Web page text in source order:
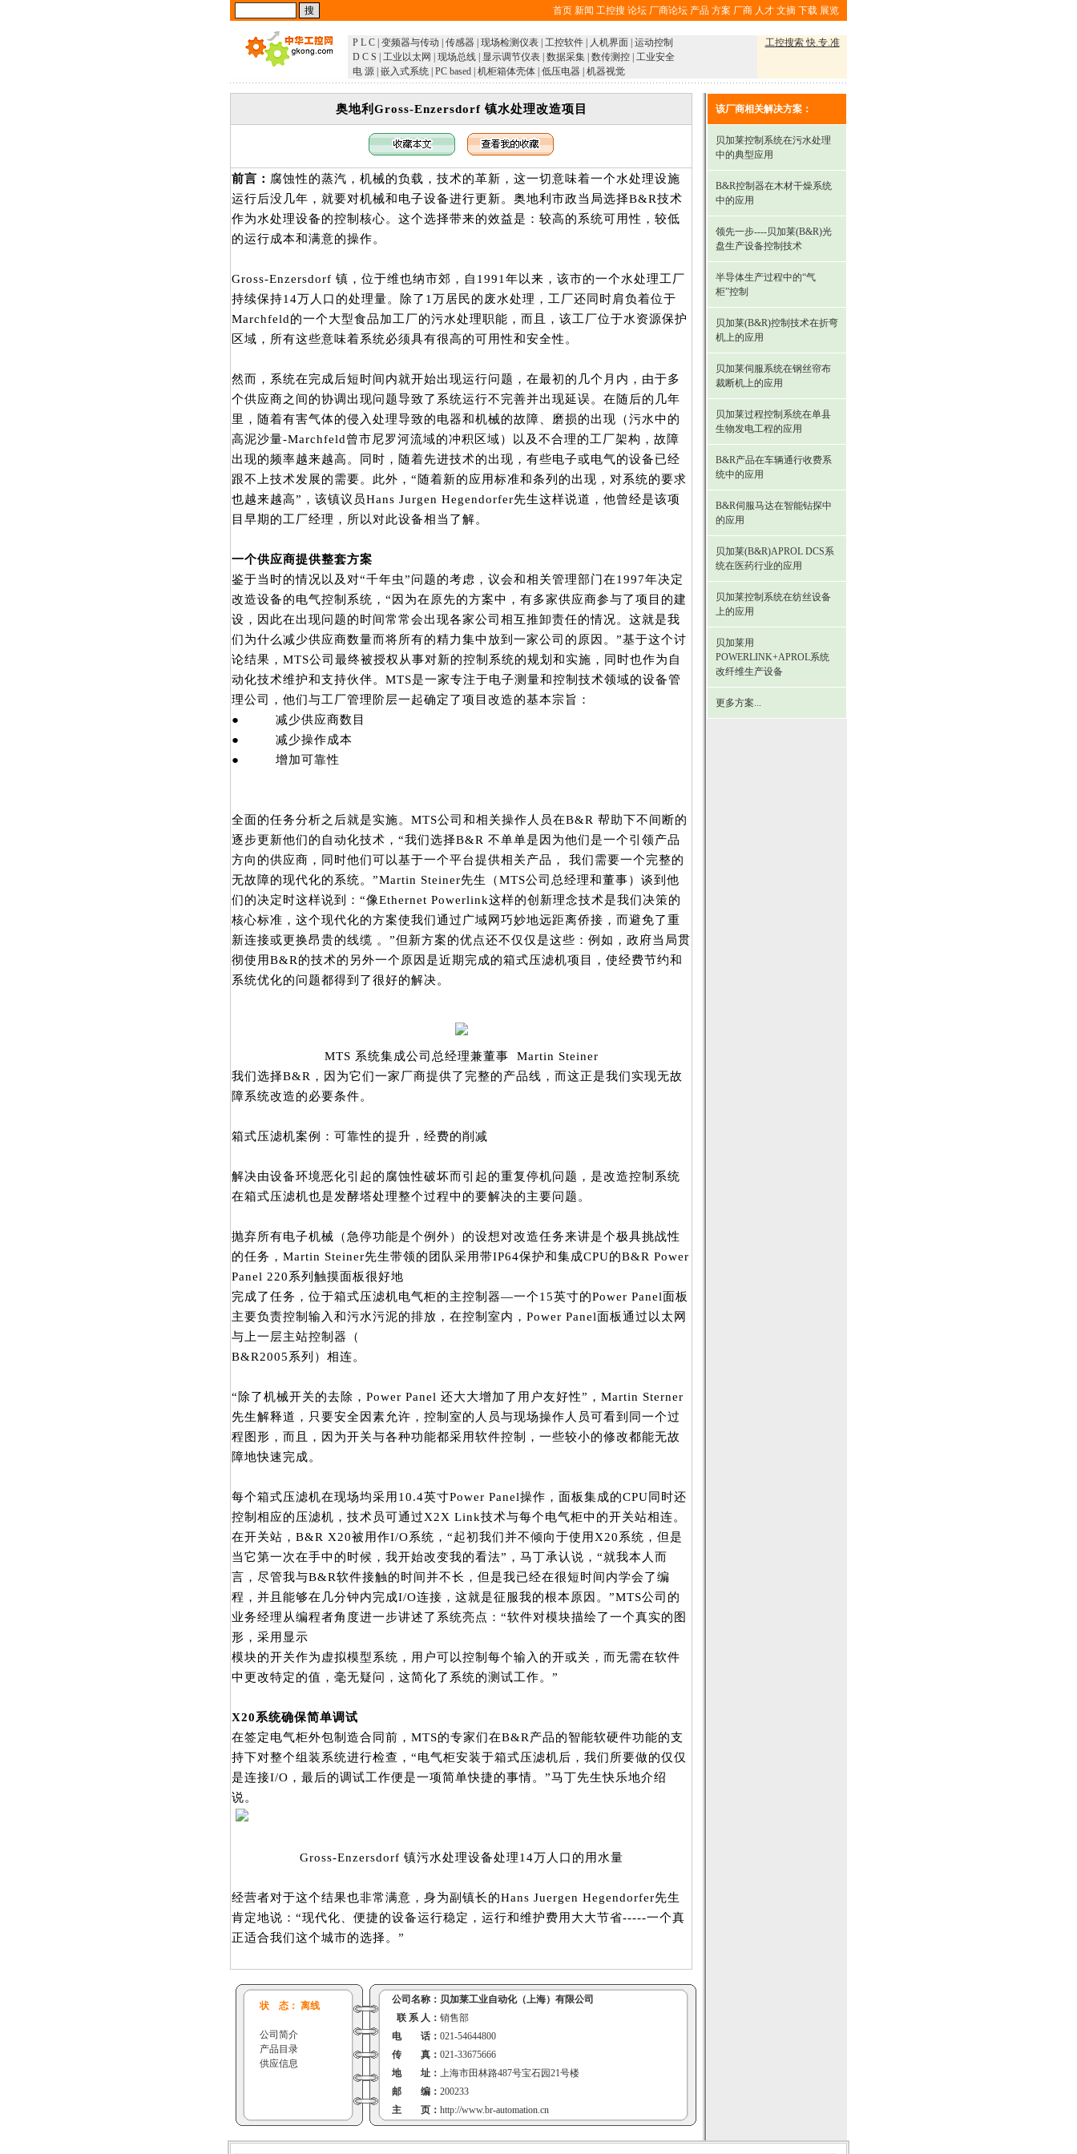
首页 新闻 工控搜 论坛 厂商论坛 产品 方案 厂商 人才 文摘 下载 展览
P L C 变频器与传动 传感器 现场检测仪表 工控软件 人机界面 运动控制
D C S
工业以太网 现场总线 显示调节仪表 数据采集 数传测控 工业安全
电 源 嵌入式系统 PC based 机柜箱体壳体 低压电器 机器视觉
工控搜索 快.专.准
奥地利Gross-Enzersdorf 镇水处理改造项目
前言： 腐蚀性的蒸汽，机械的负载，技术的革新，这一切意味着一个水处理设施
运行后没几年，就要对机械和电子设备进行更新。奥地利市政当局选择B&R技术
作为水处理设备的控制核心。这个选择带来的效益是：较高的系统可用性，较低
的运行成本和满意的操作。
Gross-Enzersdorf 镇，位于维也纳市郊，自1991年以来，该市的一个水处理工厂
持续保持14万人口的处理量。除了1万居民的废水处理，工厂还同时肩负着位于
Marchfeld的一个大型食品加工厂的污水处理职能，而且，该工厂位于水资源保护
区域，所有这些意味着系统必须具有很高的可用性和安全性。
然而，系统在完成后短时间内就开始出现运行问题，在最初的几个月内，由于多
个供应商之间的协调出现问题导致了系统运行不完善并出现延误。在随后的几年
里，随着有害气体的侵入处理导致的电器和机械的故障、磨损的出现（污水中的
高泥沙量-Marchfeld曾市尼罗河流域的冲积区域）以及不合理的工厂架构，故障
出现的频率越来越高。同时，随着先进技术的出现，有些电子或电气的设备已经
跟不上技术发展的需要。此外，“随着新的应用标准和条列的出现，对系统的要求
也越来越高”，该镇议员Hans Jurgen Hegendorfer先生这样说道，他曾经是该项
目早期的工厂经理，所以对此设备相当了解。
一个供应商提供整套方案
鉴于当时的情况以及对“千年虫”问题的考虑，议会和相关管理部门在1997年决定
改造设备的电气控制系统，“因为在原先的方案中，有多家供应商参与了项目的建
设，因此在出现问题的时间常常会出现各家公司相互推卸责任的情况。这就是我
们为什么减少供应商数量而将所有的精力集中放到一家公司的原因。”基于这个讨
论结果，MTS公司最终被授权从事对新的控制系统的规划和实施，同时也作为自
动化技术维护和支持伙伴。MTS是一家专注于电子测量和控制技术领域的设备管
理公司，他们与工厂管理阶层一起确定了项目改造的基本宗旨：
● 减少供应商数目
● 减少操作成本
● 增加可靠性
全面的任务分析之后就是实施。MTS公司和相关操作人员在B&R 帮助下不间断的
逐步更新他们的自动化技术，“我们选择B&R 不单单是因为他们是一个引领产品
方向的供应商，同时他们可以基于一个平台提供相关产品， 我们需要一个完整的
无故障的现代化的系统。”Martin Steiner先生（MTS公司总经理和董事）谈到他
们的决定时这样说到：“像Ethernet Powerlink这样的创新理念技术是我们决策的
核心标准，这个现代化的方案使我们通过广域网巧妙地远距离侨接，而避免了重
新连接或更换昂贵的线缆 。”但新方案的优点还不仅仅是这些：例如，政府当局贯
彻使用B&R的技术的另外一个原因是近期完成的箱式压滤机项目，使经费节约和
系统优化的问题都得到了很好的解决。
MTS 系统集成公司总经理兼董事 Martin Steiner
我们选择B&R，因为它们一家厂商提供了完整的产品线，而这正是我们实现无故
障系统改造的必要条件。
箱式压滤机案例：可靠性的提升，经费的削减
解决由设备环境恶化引起的腐蚀性破坏而引起的重复停机问题，是改造控制系统
在箱式压滤机也是发酵塔处理整个过程中的要解决的主要问题。
抛弃所有电子机械（急停功能是个例外）的设想对改造任务来讲是个极具挑战性
的任务，Martin Steiner先生带领的团队采用带IP64保护和集成CPU的B&R Power
Panel 220系列触摸面板很好地
完成了任务，位于箱式压滤机电气柜的主控制器—一个15英寸的Power Panel面板
主要负责控制输入和污水污泥的排放，在控制室内，Power Panel面板通过以太网
与上一层主站控制器（
B&R2005系列）相连。
“除了机械开关的去除，Power Panel 还大大增加了用户友好性”，Martin Sterner
先生解释道，只要安全因素允许，控制室的人员与现场操作人员可看到同一个过
程图形，而且，因为开关与各种功能都采用软件控制，一些较小的修改都能无故
障地快速完成。
每个箱式压滤机在现场均采用10.4英寸Power Panel操作，面板集成的CPU同时还
控制相应的压滤机，技术员可通过X2X Link技术与每个电气柜中的开关站相连。
在开关站，B&R X20被用作I/O系统，“起初我们并不倾向于使用X20系统，但是
当它第一次在手中的时候，我开始改变我的看法”，马丁承认说，“就我本人而
言，尽管我与B&R软件接触的时间并不长，但是我已经在很短时间内学会了编
程，并且能够在几分钟内完成I/O连接，这就是征服我的根本原因。”MTS公司的
业务经理从编程者角度进一步讲述了系统亮点：“软件对模块描绘了一个真实的图
形，采用显示
模块的开关作为虚拟模型系统，用户可以控制每个输入的开或关，而无需在软件
中更改特定的值，毫无疑问，这简化了系统的测试工作。”
X20系统确保简单调试
在签定电气柜外包制造合同前，MTS的专家们在B&R产品的智能软硬件功能的支
持下对整个组装系统进行检查，“电气柜安装于箱式压滤机后，我们所要做的仅仅
是连接I/O，最后的调试工作便是一项简单快捷的事情。”马丁先生快乐地介绍
说。
Gross-Enzersdorf 镇污水处理设备处理14万人口的用水量
经营者对于这个结果也非常满意，身为副镇长的Hans Juergen Hegendorfer先生
肯定地说：“现代化、便捷的设备运行稳定，运行和维护费用大大节省-----一个真
正适合我们这个城市的选择。”
状 态： 离线
公司简介
产品目录
供应信息
公司名称： 贝加莱工业自动化（上海）有限公司
联 系 人： 销售部
电 话： 021-54644800
传 真： 021-33675666
地 址： 上海市田林路487号宝石园21号楼
邮 编： 200233
主 页： http://www.br-automation.cn
该厂商相关解决方案：
贝加莱控制系统在污水处理
中的典型应用
B&R控制器在木材干燥系统
中的应用
领先一步----贝加莱(B&R)光
盘生产设备控制技术
半导体生产过程中的“气
柜”控制
贝加莱(B&R)控制技术在折弯
机上的应用
贝加莱伺服系统在钢丝帘布
裁断机上的应用
贝加莱过程控制系统在单县
生物发电工程的应用
B&R产品在车辆通行收费系
统中的应用
B&R伺服马达在智能钻探中
的应用
贝加莱(B&R)APROL DCS系
统在医药行业的应用
贝加莱控制系统在纺丝设备
上的应用
贝加莱用
POWERLINK+APROL系统
改纤维生产设备
更多方案...